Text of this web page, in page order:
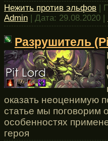
Нежить против эльфов |
Admin | Дата: 29.08.2020 |
Разрушитель
оказать неоценимую
статье мы поговорим
особенностях
героя